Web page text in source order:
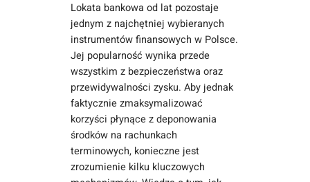
Lokata bankowa od lat pozostaje
jednym z najchętniej wybieranych
instrumentów finansowych w Polsce.
Jej popularność wynika przede
wszystkim z bezpieczeństwa oraz
przewidywalności zysku. Aby jednak
faktycznie zmaksymalizować
korzyści płynące z deponowania
środków na rachunkach
terminowych, konieczne jest
zrozumienie kilku kluczowych